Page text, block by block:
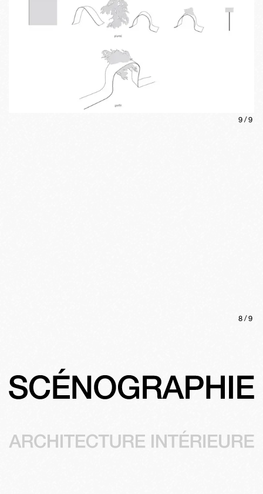
9 /9
8 /9